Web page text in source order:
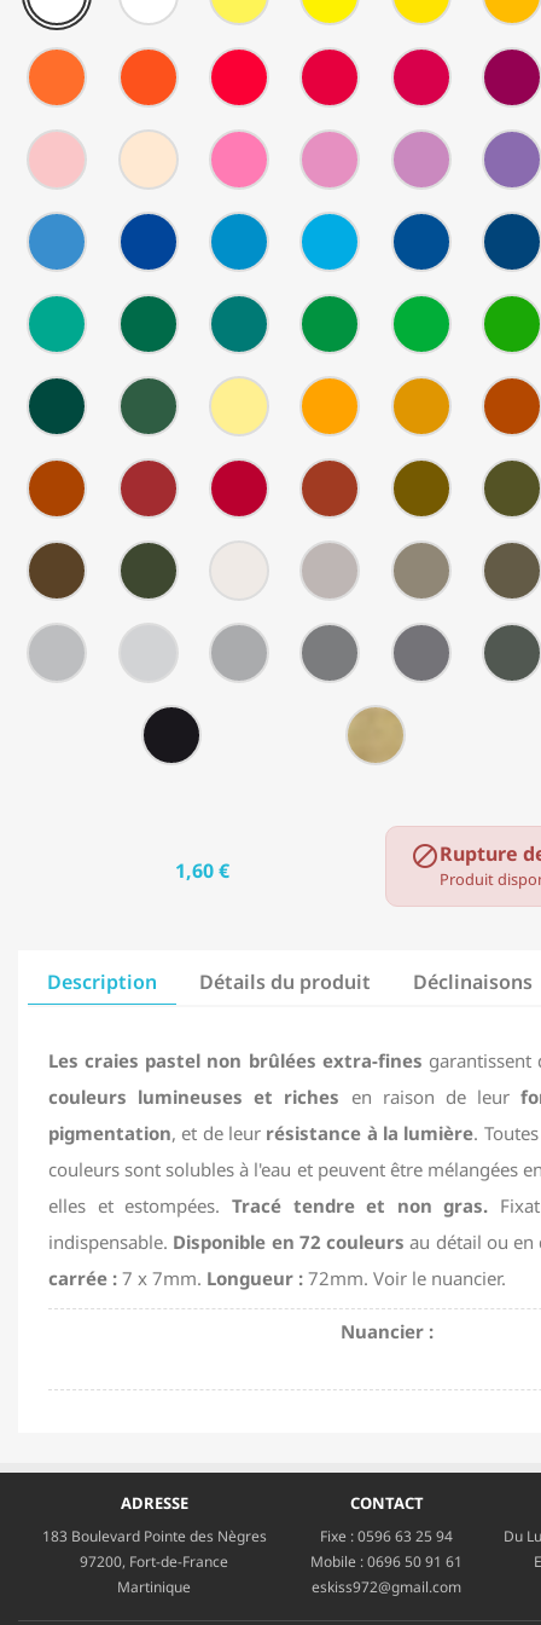
-
Permanent
White
White
Naples
Yellow
Cadmium
Yellow
Chromium
Yellow
481
13
Permanent
Red
Light
481
14
Vermilion
Dark
481
15
Permanent
Red
Dark
481
16
Carmine
Extra
481
17
Madder
Carmine
481
30
Dark
481
31
Light
481
33
Madder
481
35
Rose
Light
481
36
Rose
Dark
481
53
Blue
481
55
Ultramarine
481
57
Mountain
Blue
481
58
Blue
481
61
Prussian
Blue
481
76
Turquoise
Dark
481
78
Green
481
79
Green
481
82
Green
481
83
French
Green
481
90
Green
Earth
481
91
Green
Dark
482
01
482
02
Ochre
Light
482
03
Ochre
Dark
482
10
Sienna
482
12
Indian
Red
482
13
Pompeian
Red
482
14
Sanguine
Dark
482
16
Brown
482
20
Dyke
Brown
482
21
Umber
482
25
White
Gray
482
26
Yellow
Gray
482
27
Green
Grey
482
31
482
32
Cloud
Gray
482
33
482
34
Pearl
482
35
482
50
482
54
1,60 € Rupture
Produit
Description Détails du produit Déclinaisons
Les craies pastel non brûlées extra-fines garantissent
couleurs lumineuses et riches en raison de leur
pigmentation, et de leur résistance à la lumière.
couleurs sont solubles à l'eau et peuvent être mélangées
elles et estompées. Tracé tendre et non gras.
indispensable. Disponible en 72 couleurs au détail ou
carrée : 7 x 7mm. Longueur : 72mm. Voir le nuancier.
Nuancier :
ADRESSE
183 Boulevard Pointe des Nègres
97200, Fort-de-France
Martinique
CONTACT
Fixe :0596 63 25 94
Mobile :0696 50 91 61
eskiss972@gmail.com
Du